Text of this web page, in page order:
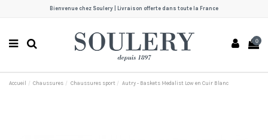
Bienvenue chez Soulery | Livraison offerte dans toute la France
0
Accueil Chaussures Chaussures sport Autry - Baskets Medalist Low en Cuir Blanc